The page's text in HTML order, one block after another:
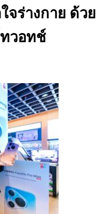
จร่างกาย ด้วย
วอทช์